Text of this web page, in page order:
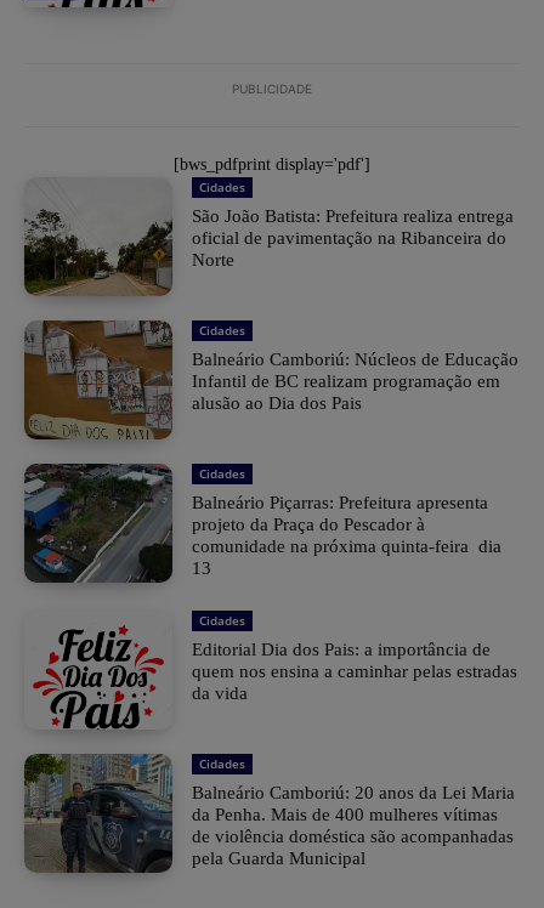
PUBLICIDADE
[bws_pdfprint display='pdf']
Cidades
São João Batista: Prefeitura realiza entrega
oficial de pavimentação na Ribanceira do
Norte
Cidades
Balneário Camboriú: Núcleos de Educação
Infantil de BC realizam programação em
alusão ao Dia dos Pais
Cidades
Balneário Piçarras: Prefeitura apresenta
projeto da Praça do Pescador à
comunidade na próxima quinta-feira dia
13
Cidades
Editorial Dia dos Pais: a importância de
quem nos ensina a caminhar pelas estradas
da vida
Cidades
Balneário Camboriú: 20 anos da Lei Maria
da Penha. Mais de 400 mulheres vítimas
de violência doméstica são acompanhadas
pela Guarda Municipal